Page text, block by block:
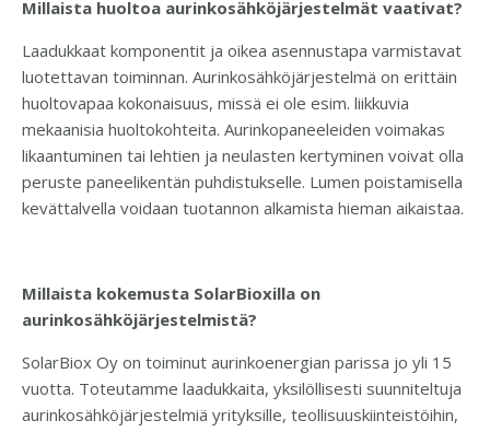
Millaista huoltoa aurinkosähköjärjestelmät vaativat?
Laadukkaat komponentit ja oikea asennustapa varmistavat
luotettavan toiminnan. Aurinkosähköjärjestelmä on erittäin
huoltovapaa kokonaisuus, missä ei ole esim. liikkuvia
mekaanisia huoltokohteita. Aurinkopaneeleiden voimakas
likaantuminen tai lehtien ja neulasten kertyminen voivat olla
peruste paneelikentän puhdistukselle. Lumen poistamisella
kevättalvella voidaan tuotannon alkamista hieman aikaistaa.
Millaista kokemusta SolarBioxilla on
aurinkosähköjärjestelmistä?
SolarBiox Oy on toiminut aurinkoenergian parissa jo yli 15
vuotta. Toteutamme laadukkaita, yksilöllisesti suunniteltuja
aurinkosähköjärjestelmiä yrityksille, teollisuuskiinteistöihin,